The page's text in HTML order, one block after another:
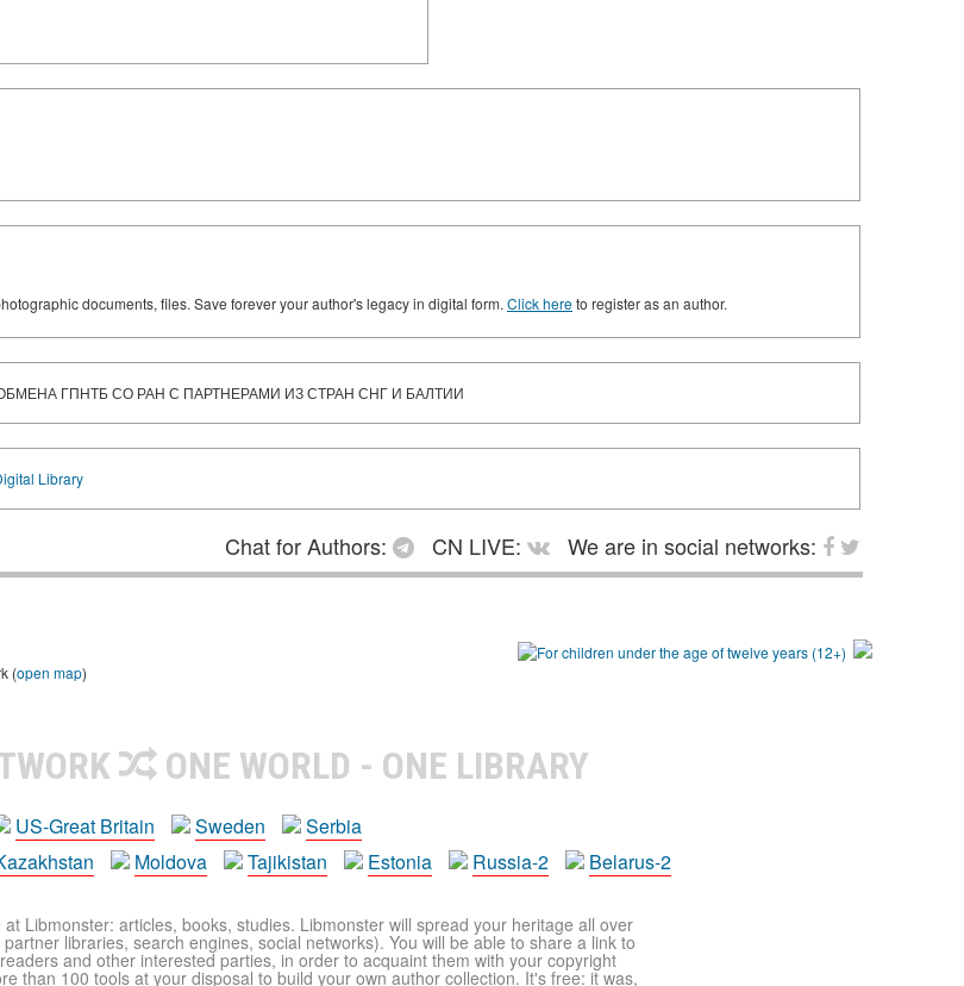
documents, files. Save forever your author's legacy in digital form. Click hereto register as an author.
ГПНТБ СО РАН С ПАРТНЕРАМИ ИЗ СТРАН СНГ И БАЛТИИ
Library
Chat for Authors: CN LIVE:
We are in social networks:
(open map)
ONE WORLD - ONE LIBRARY
US-Great Britain Sweden
Serbia
Moldova Tajikistan Estonia Russia-2 Belarus-2
Libmonster: articles, books, studies. Libmonster will spread your heritage all over
libraries, search engines, social networks). You will be able to share a link to
and other interested parties, in order to acquaint them with your copyright
than 100 tools at your disposal to build your own author collection. It's free: it was,